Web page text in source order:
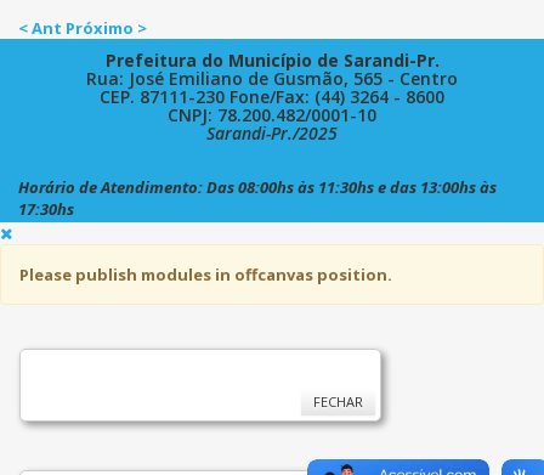
< Ant Próximo >
Prefeitura do Município de Sarandi-Pr.
Rua: José Emiliano de Gusmão, 565 - Centro
CEP. 87111-230 Fone/Fax: (44) 3264 - 8600
CNPJ: 78.200.482/0001-10
Sarandi-Pr./2025
Horário de Atendimento: Das 08:00hs às 11:30hs e das 13:00hs às
17:30hs
Please publish modules in offcanvas position.
FECHAR